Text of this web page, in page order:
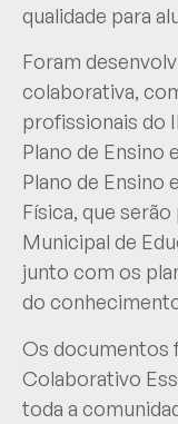
qualidade para
Foram
colaborativa,
profissionais do
Plano de Ensino
Plano de Ensino
Física, que
Municipal de
junto com os
do
Os documentos
Colaborativo
toda a